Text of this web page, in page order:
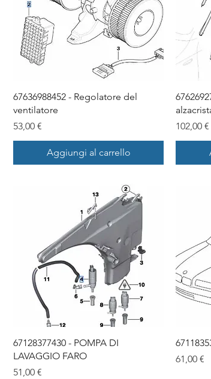
67636988452 - Regolatore del
ventilatore
Prezzo
53,00 €
Aggiungi al carrello
Prezzo
102,00 €
67128377430 - POMPA DI
LAVAGGIO FARO
Prezzo
51,00 €
Prezzo
61,00 €